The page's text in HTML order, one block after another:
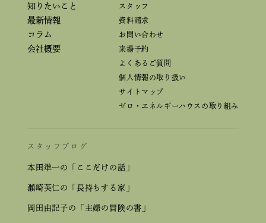
知りたいこと
最新情報
コラム
会社概要
スタッフ
資料請求
お問い合わせ
来場予約
よくあるご質問
個人情報の取り扱い
サイトマップ
ゼロ・エネルギーハウスの取り組み
スタッフブログ
本田準一の「ここだけの話」
瀬崎英仁の「長持ちする家」
岡田由記子の「主婦の冒険の書」